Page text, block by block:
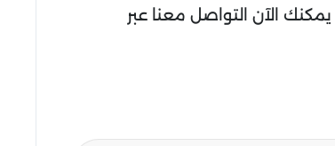
يمكنك الآن التواصل معنا عبر